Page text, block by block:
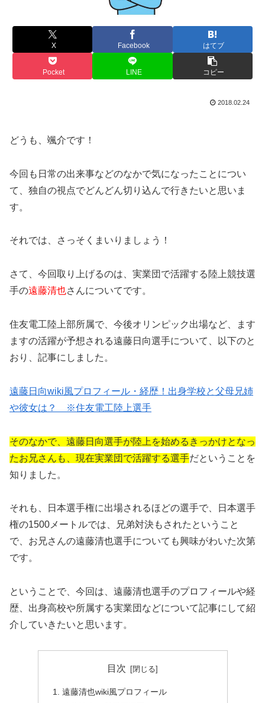
X Facebook はてブ
Pocket LINE コピー
2018.02.24
どうも、颯介です！
今回も日常の出来事などのなかで気になったことについ
て、独自の視点でどんどん切り込んで行きたいと思いま
す。
それでは、さっそくまいりましょう！
さて、今回取り上げるのは、実業団で活躍する陸上競技選
手の遠藤清也さんについてです。
住友電工陸上部所属で、今後オリンピック出場など、ます
ますの活躍が予想される遠藤日向選手について、以下のと
おり、記事にしました。
遠藤日向wiki風プロフィール・経歴！出身学校と父母兄姉
や彼女は？ ※住友電工陸上選手
そのなかで、遠藤日向選手が陸上を始めるきっかけとなっ
たお兄さんも、現在実業団で活躍する選手だということを
知りました。
それも、日本選手権に出場されるほどの選手で、日本選手
権の1500メートルでは、兄弟対決もされたということ
で、お兄さんの遠藤清也選手についても興味がわいた次第
です。
ということで、今回は、遠藤清也選手のプロフィールや経
歴、出身高校や所属する実業団などについて記事にして紹
介していきたいと思います。
目次
遠藤清也wiki風プロフィール